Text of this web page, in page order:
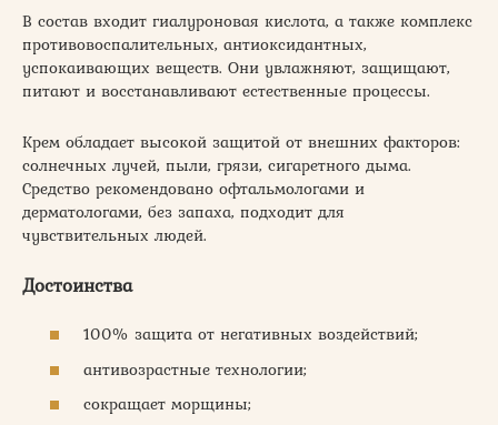
В состав входит гиалуроновая кислота, а также комплекс
противовоспалительных, антиоксидантных,
успокаивающих веществ. Они увлажняют, защищают,
питают и восстанавливают естественные процессы.
Крем обладает высокой защитой от внешних факторов:
солнечных лучей, пыли, грязи, сигаретного дыма.
Средство рекомендовано офтальмологами и
дерматологами, без запаха, подходит для
чувствительных людей.
Достоинства
100% защита от негативных воздействий;
антивозрастные технологии;
сокращает морщины;